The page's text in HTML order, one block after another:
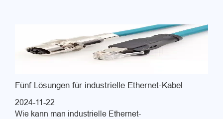
Fünf Lösungen für industrielle Ethernet-Kabel
2024-11-22
Wie kann man industrielle Ethernet-